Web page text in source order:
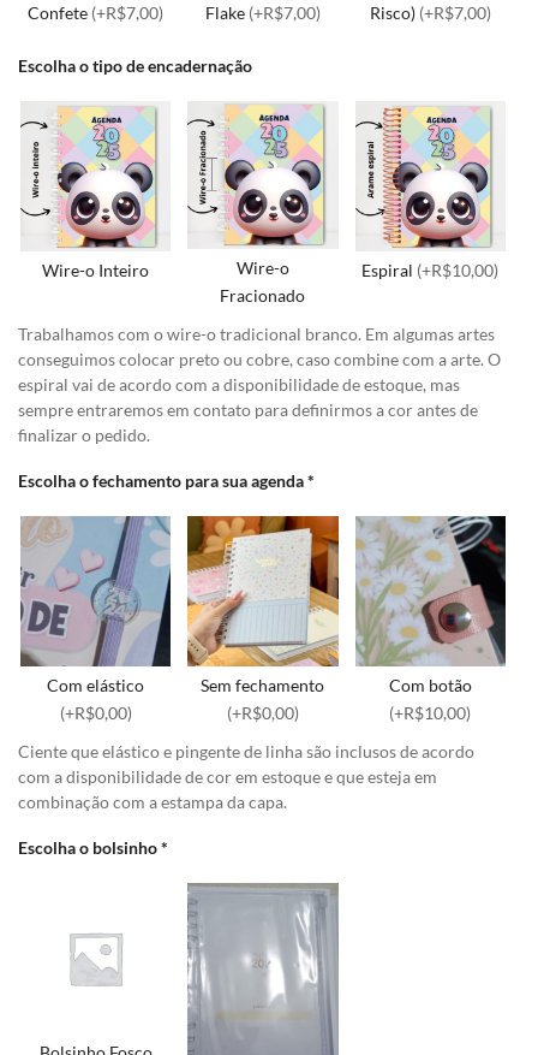
Confete (+R$7,00)
Flake (+R$7,00)
Risco) (+R$7,00)
Escolha o tipo de encadernação
Wire-o Inteiro
Wire-o
Fracionado
Espiral (+R$10,00)
Trabalhamos com o wire-o tradicional branco. Em algumas artes
conseguimos colocar preto ou cobre, caso combine com a arte. O
espiral vai de acordo com a disponibilidade de estoque, mas
sempre entraremos em contato para definirmos a cor antes de
finalizar o pedido.
Escolha o fechamento para sua agenda*
Com elástico
(+R$0,00)
Sem fechamento
(+R$0,00)
Com botão
(+R$10,00)
Ciente que elástico e pingente de linha são inclusos de acordo
com a disponibilidade de cor em estoque e que esteja em
combinação com a estampa da capa.
Escolha o bolsinho*